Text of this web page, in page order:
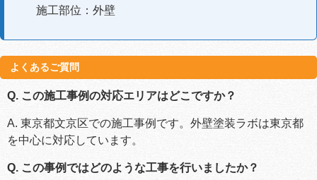
施工部位：外壁
よくあるご質問
Q. この施工事例の対応エリアはどこですか？
A. 東京都文京区での施工事例です。外壁塗装ラボは東京都
を中心に対応しています。
Q. この事例ではどのような工事を行いましたか？